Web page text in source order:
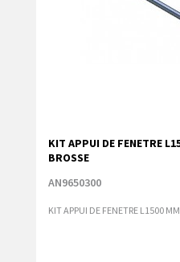
KIT APPUI DE FENETRE
BROSSE
AN9650300
KIT APPUI DE FENETRE L1500